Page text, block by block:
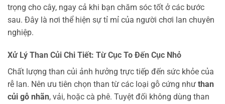
trọng cho cây, ngay cả khi bạn chăm sóc tốt ở các bước
sau. Đây là nơi thể hiện sự tỉ mỉ của người chơi lan chuyên
nghiệp.
Xử Lý Than Củi Chi Tiết: Từ Cục To Đến Cục Nhỏ
Chất lượng than củi ảnh hưởng trực tiếp đến sức khỏe của
rễ lan. Nên ưu tiên chọn than từ các loại gỗ cứng như than
củi gỗ nhãn, vải, hoặc cà phê. Tuyệt đối không dùng than